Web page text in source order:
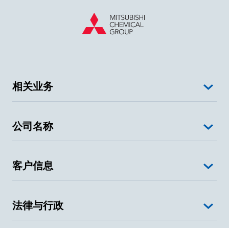
相关业务
公司名称
客户信息
法律与行政